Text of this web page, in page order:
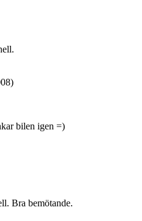
bilen igen =)
Bra bemötande.